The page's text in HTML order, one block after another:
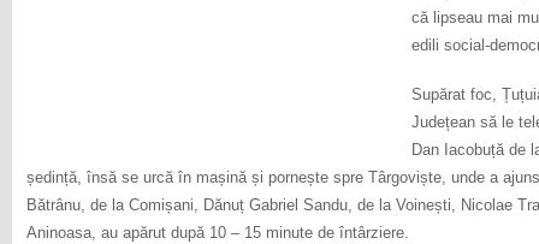
că lipseau mai
edili social-
Supărat foc,
Județean să le
Dan Iacobuță de
ședință, însă se urcă în mașină și pornește spre Târgoviște, unde a
Bătrânu, de la Comișani, Dănuț Gabriel Sandu, de la Voinești, Nicolae
Aninoasa, au apărut după 10 – 15 minute de întârziere.